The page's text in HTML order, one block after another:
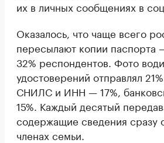
их в личных сообщениях в
Оказалось, что чаще всего
пересылают копии паспорта
32% респондентов. Фото
удостоверений отправлял
СНИЛС и ИНН — 17%,
15%. Каждый десятый
содержащие сведения сразу
членах семьи.